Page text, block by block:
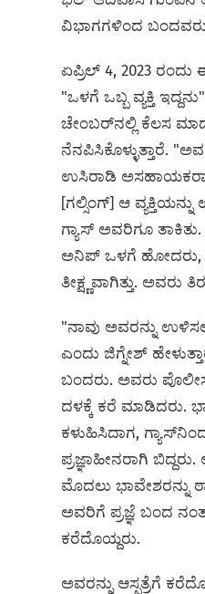
ವಿಭಾಗಗಳಿಂದ
ಏಪ್ರಿಲ್ 4, 2023 ರಂದು
"ಒಳಗೆ ಒಬ್ಬ ವ್ಯಕ್ತಿ
ಚೇಂಬರ್‌ನಲ್ಲಿ ಕೆಲಸ
ನೆನಪಿಸಿಕೊಳ್ಳುತ್ತಾರೆ.
ಉಸಿರಾಡಿ
[ಗಲ್ಸಿಂಗ್] ಆ
ಗ್ಯಾಸ್ ಅವರಿಗೂ
ಅನಿಪ್ ಒಳಗೆ ಹೋದರು,
ತೀಕ್ಷ್ಣವಾಗಿತ್ತು. ಅವರು
"ನಾವು ಅವರನ್ನು
ಎಂದು ಜಿಗ್ನೇಶ್
ಬಂದರು. ಅವರು
ದಳಕ್ಕೆ ಕರೆ ಮಾಡಿದರು.
ಕಳುಹಿಸಿದಾಗ,
ಪ್ರಜ್ಞಾಹೀನರಾಗಿ
ಮೊದಲು ಭಾವೇಶರನ್ನು
ಅವರಿಗೆ ಪ್ರಜ್ಞೆ ಬಂದ
ಕರೆದೊಯ್ದರು.
ಅವರನ್ನು ಆಸ್ಪತ್ರೆಗೆ